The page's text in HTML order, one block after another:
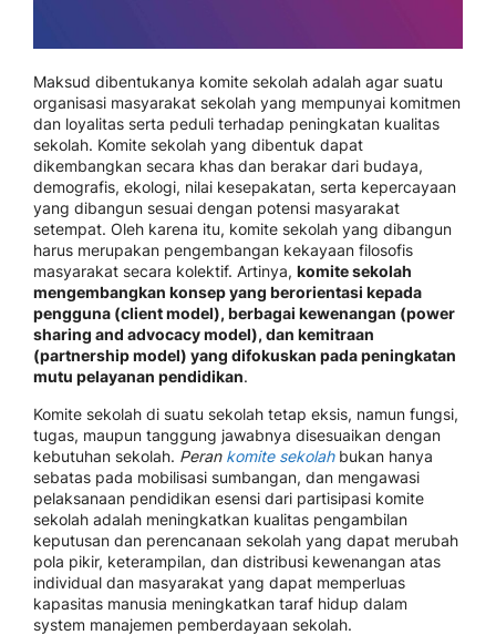
Maksud dibentukanya komite sekolah adalah agar suatu
organisasi masyarakat sekolah yang mempunyai komitmen
dan loyalitas serta peduli terhadap peningkatan kualitas
sekolah. Komite sekolah yang dibentuk dapat
dikembangkan secara khas dan berakar dari budaya,
demografis, ekologi, nilai kesepakatan, serta kepercayaan
yang dibangun sesuai dengan potensi masyarakat
setempat. Oleh karena itu, komite sekolah yang dibangun
harus merupakan pengembangan kekayaan filosofis
masyarakat secara kolektif. Artinya, komite sekolah
mengembangkan konsep yang berorientasi kepada
pengguna (client model), berbagai kewenangan (power
sharing and advocacy model), dan kemitraan
(partnership model) yang difokuskan pada peningkatan
mutu pelayanan pendidikan.
Komite sekolah di suatu sekolah tetap eksis, namun fungsi,
tugas, maupun tanggung jawabnya disesuaikan dengan
kebutuhan sekolah. Peran komite sekolahbukan hanya
sebatas pada mobilisasi sumbangan, dan mengawasi
pelaksanaan pendidikan esensi dari partisipasi komite
sekolah adalah meningkatkan kualitas pengambilan
keputusan dan perencanaan sekolah yang dapat merubah
pola pikir, keterampilan, dan distribusi kewenangan atas
individual dan masyarakat yang dapat memperluas
kapasitas manusia meningkatkan taraf hidup dalam
system manajemen pemberdayaan sekolah.